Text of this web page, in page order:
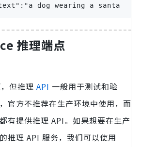
dog wearing a santa
推理端点
但推理 API 一般用于测试和验
官方不推荐在生产环境中使用，而
有提供推理 API。如果想要在生产
推理 API 服务，我们可以使用